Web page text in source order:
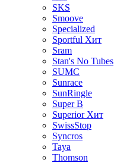
SKS
Smoove
Specialized
Sportful Хит
Sram
Stan's No Tubes
SUMC
Sunrace
SunRingle
Super B
Superior Хит
SwissStop
Syncros
Taya
Thomson